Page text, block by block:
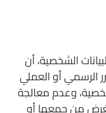
الشخصية، أن
الرسمي أو العملي
وعدم معالجة
من جمعها أو